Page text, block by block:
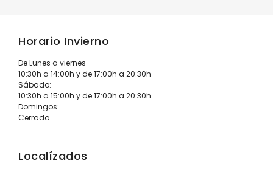
Horario Invierno
De Lunes a viernes
10:30h a 14:00h y de 17:00h a 20:30h
Sábado:
10:30h a 15:00h y de 17:00h a 20:30h
Domingos:
Cerrado
Localízados